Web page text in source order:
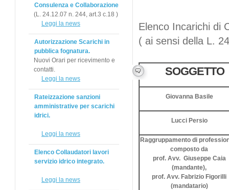
Consulenza e Collaborazione
(L. 24.12.07 n. 244, art.3 c.18 )
Leggi la news
Autorizzazione Scarichi in
pubblica fognatura.
Nuovi Orari per ricevimento e
contatti.
Leggi la news
Rateizzazione sanzioni
amministrative per scarichi
idrici.
Leggi la news
Elenco Collaudatori lavori
servizio idrico integrato.
Leggi la news
Elenco Incarichi di
( ai sensi della L.
SOGGETTO
Giovanna Basile
Lucci Persio
Raggruppamento di
composto da
prof. Avv. Giuseppe Caia
(mandante),
prof. Avv. Fabrizio Figorilli
(mandatario)